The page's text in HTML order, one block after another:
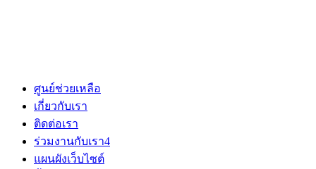
ศูนย์ช่วยเหลือ
เกี่ยวกับเรา
ติดต่อเรา
ร่วมงานกับเรา4
แผนผังเว็บไซต์